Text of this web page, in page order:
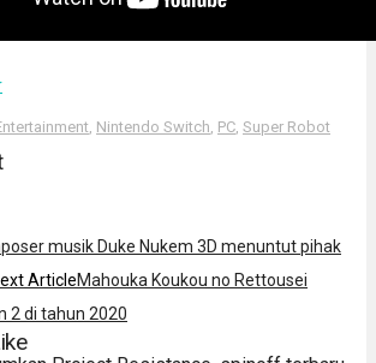
, Nintendo Switch, PC, Super Robot
musik Duke Nukem 3D menuntut pihak
ArticleMahouka Koukou no Rettousei
2 di tahun 2020